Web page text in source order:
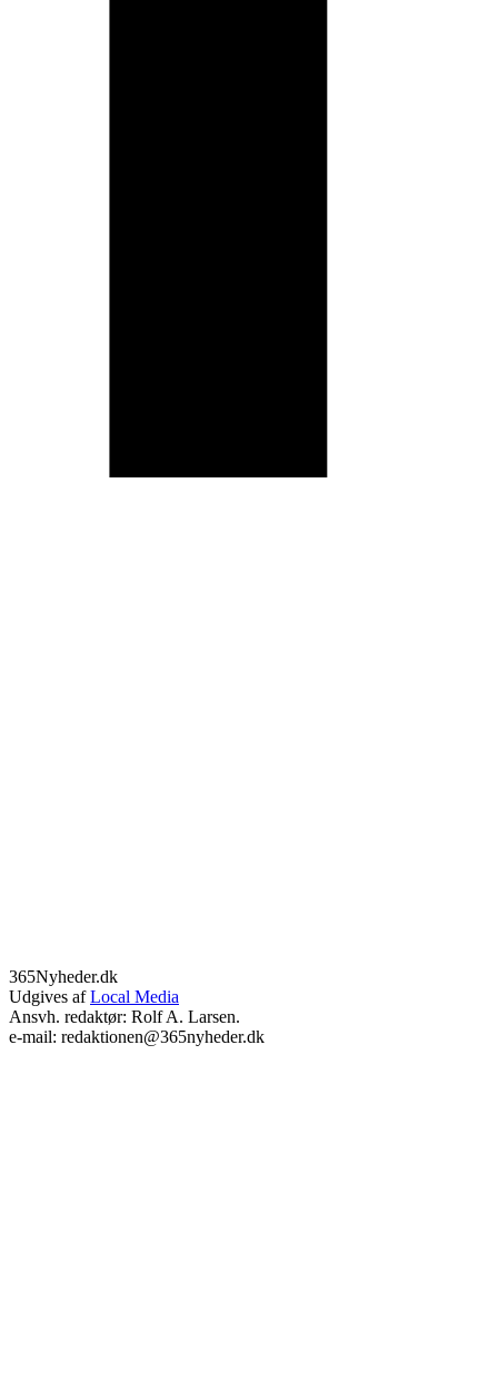
365Nyheder.dk
Udgives afLocal Media
Ansvh. redaktør: Rolf A. Larsen.
e-mail: redaktionen@365nyheder.dk